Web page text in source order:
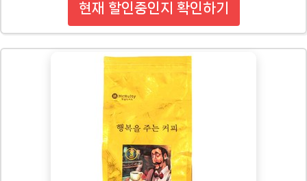
현재 할인중인지 확인하기